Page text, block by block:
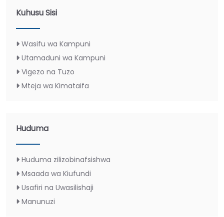
Kuhusu Sisi
Wasifu wa Kampuni
Utamaduni wa Kampuni
Vigezo na Tuzo
Mteja wa Kimataifa
Huduma
Huduma zilizobinafsishwa
Msaada wa Kiufundi
Usafiri na Uwasilishaji
Manunuzi